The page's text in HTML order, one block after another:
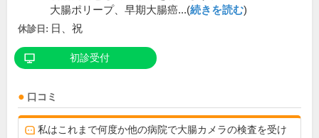
大腸ポリープ、早期大腸癌...(続きを読む)
休診日: 日、祝
初診受付
口コミ
私はこれまで何度か他の病院で大腸カメラの検査を受け